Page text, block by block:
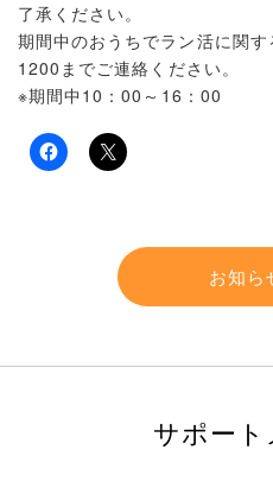
了承ください。
期間中のおうちでラン活に関
1200 までご連絡ください。
※期間中10：00～16：00
お知ら
サポー